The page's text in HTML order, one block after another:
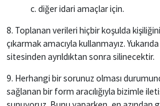
c. diğer idari amaçlar için.
8. Toplanan verileri hiçbir koşulda
çıkarmak amacıyla kullanmayız.
sitesinden ayrıldıktan sonra silinecektir.
9. Herhangi bir sorunuz olması
sağlanan bir form aracılığıyla bizimle